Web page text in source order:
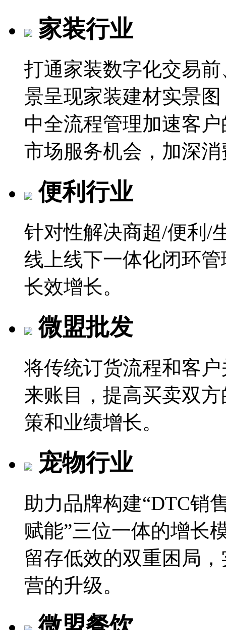
家装行业
打通家装数字化交易
景呈现家装建材实景
中全流程管理加速客
市场服务机会，加深
便利行业
针对性解决商超/便利/
线上线下一体化闭环
长效增长。
微盟批发
将传统订货流程和客
来账目，提高买卖双
策和业绩增长。
宠物行业
助力品牌构建“DTC销
赋能”三位一体的增长
留存低效的双重困局
营的升级。